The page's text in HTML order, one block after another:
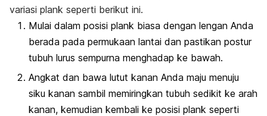
variasi plank seperti berikut ini.
Mulai dalam posisi plank biasa dengan lengan Anda
berada pada permukaan lantai dan pastikan postur
tubuh lurus sempurna menghadap ke bawah.
Angkat dan bawa lutut kanan Anda maju menuju
siku kanan sambil memiringkan tubuh sedikit ke arah
kanan, kemudian kembali ke posisi plank seperti